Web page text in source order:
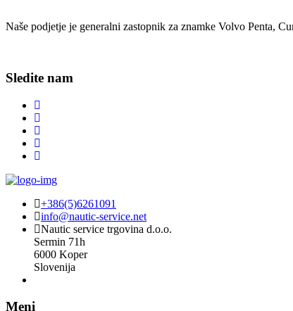
Naše podjetje je generalni zastopnik za znamke Volvo Penta,
Sledite nam
+386(5)6261091
info@nautic-service.net
Nautic service trgovina d.o.o.
Sermin 71h
6000 Koper
Slovenija
Meni